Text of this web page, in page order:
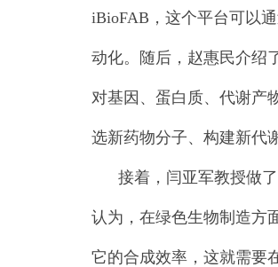
iBioFAB，这个平台可以
动化。随后，赵惠民介绍
对基因、蛋白质、代谢产
选新药物分子、构建新代
接着，闫亚军教授做了
认为，在绿色生物制造方
它的合成效率，这就需要